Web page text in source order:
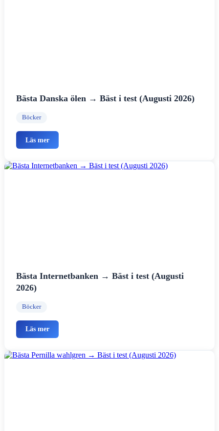
Bästa Danska ölen → Bäst i test (Augusti 2026)
Böcker
Läs mer
Bästa Internetbanken → Bäst i test (Augusti
2026)
Böcker
Läs mer